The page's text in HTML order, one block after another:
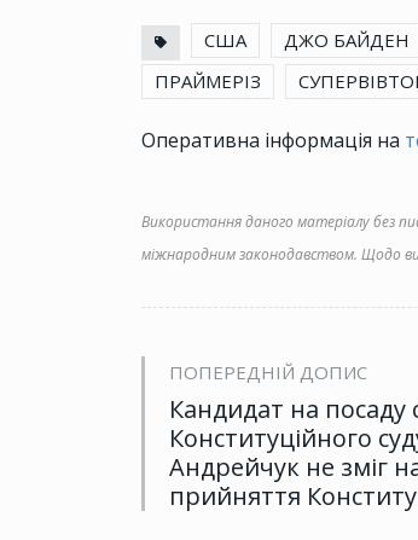
США ДЖО БАЙДЕН
ПРАЙМЕРІЗ
Оперативна інформація на
Використання даного матеріалу без
міжнародним законодавством. Щодо
ПОПЕРЕДНІЙ ДОПИС
Кандидат на посаду
Конституційного
Андрейчук не зміг
прийняття